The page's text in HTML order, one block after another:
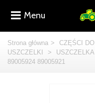
Menu
Strona główna > CZĘŚCI
USZCZELKI
>
89005924 89005921